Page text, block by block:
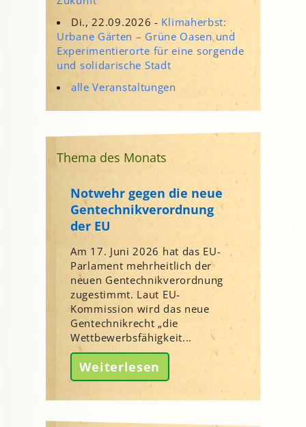
Di., 22.09.2026 - Klimaherbst:
Urbane Gärten – Grüne Oasen und
Experimentierorte für eine sorgende
und solidarische Stadt
alle Veranstaltungen
Thema des Monats
Notwehr gegen die neue
Gentechnikverordnung
der EU
Am 17. Juni 2026 hat das EU-
Parlament mehrheitlich der
neuen Gentechnikverordnung
zugestimmt. Laut EU-
Kommission wird das neue
Gentechnikrecht „die
Wettbewerbsfähigkeit...
Weiterlesen